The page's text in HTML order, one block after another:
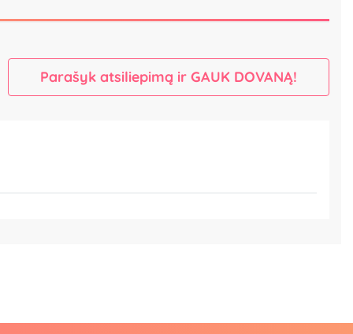
Parašyk atsiliepimą ir GAUK DOVANĄ!